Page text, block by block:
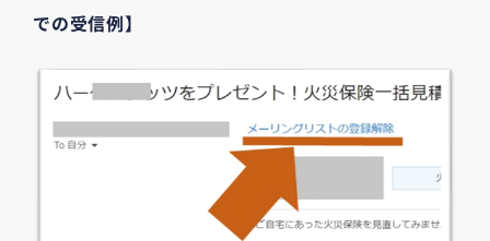
での受信例】